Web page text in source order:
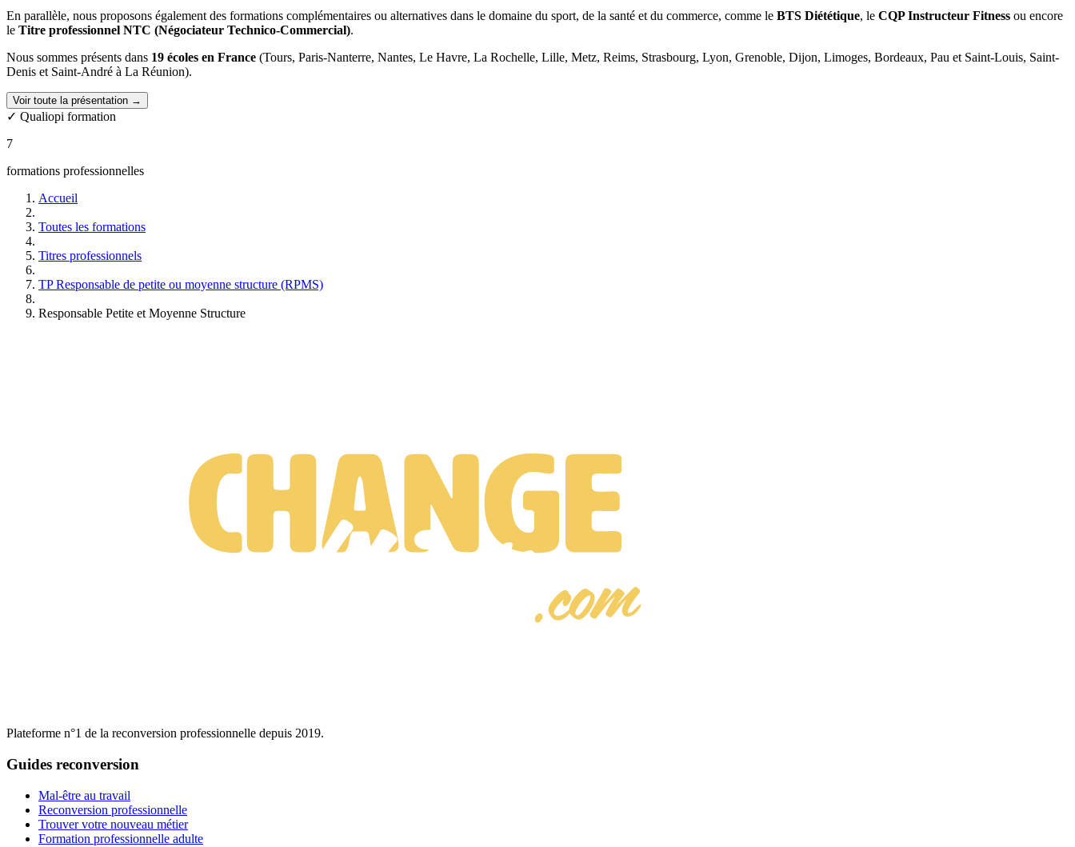
En parallèle, nous proposons également des formations complémentaires ou alternatives dans le domaine du sport, de la santé et du commerce, comme le BTS Diététique, le CQP Instructeur Fitness ou encore
le Titre professionnel NTC (Négociateur Technico-Commercial).
Nous sommes présents dans 19 écoles en France (Tours, Paris-Nanterre, Nantes, Le Havre, La Rochelle, Lille, Metz, Reims, Strasbourg, Lyon, Grenoble, Dijon, Limoges, Bordeaux, Pau et Saint-Louis, Saint-
Denis et Saint-André à La Réunion).
Voir toute la présentation →
✓ Qualiopi formation
7
formations professionnelles
Accueil
Toutes les formations
Titres professionnels
TP Responsable de petite ou moyenne structure (RPMS)
Responsable Petite et Moyenne Structure
Plateforme n°1 de la reconversion professionnelle depuis 2019.
Guides reconversion
Mal-être au travail
Reconversion professionnelle
Trouver votre nouveau métier
Formation professionnelle adulte